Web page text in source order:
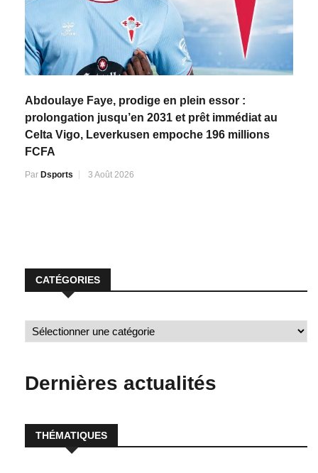
Abdoulaye Faye, prodige en plein essor :
prolongation jusqu’en 2031 et prêt immédiat au
Celta Vigo, Leverkusen empoche 196 millions
FCFA
Par Dsports 3 Août 2026
CATÉGORIES
Dernières actualités
THÉMATIQUES